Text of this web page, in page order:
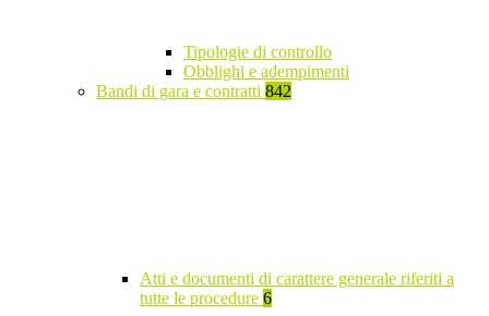
Tipologie di controllo
Obblighi e adempimenti
Bandi di gara e contratti 842
Atti e documenti di carattere generale riferiti a
tutte le procedure 6